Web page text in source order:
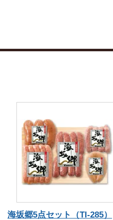
海坂郷5点セット（TI-285）